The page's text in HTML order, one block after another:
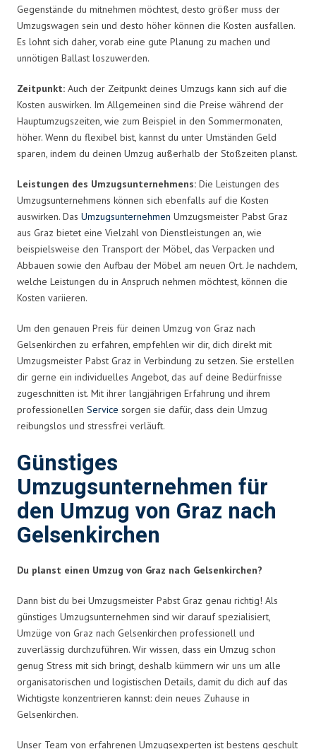
Gegenstände du mitnehmen möchtest, desto größer muss der
Umzugswagen sein und desto höher können die Kosten ausfallen.
Es lohnt sich daher, vorab eine gute Planung zu machen und
unnötigen Ballast loszuwerden.
Zeitpunkt: Auch der Zeitpunkt deines Umzugs kann sich auf die
Kosten auswirken. Im Allgemeinen sind die Preise während der
Hauptumzugszeiten, wie zum Beispiel in den Sommermonaten,
höher. Wenn du flexibel bist, kannst du unter Umständen Geld
sparen, indem du deinen Umzug außerhalb der Stoßzeiten planst.
Leistungen des Umzugsunternehmens: Die Leistungen des
Umzugsunternehmens können sich ebenfalls auf die Kosten
auswirken. Das Umzugsunternehmen Umzugsmeister Pabst Graz
aus Graz bietet eine Vielzahl von Dienstleistungen an, wie
beispielsweise den Transport der Möbel, das Verpacken und
Abbauen sowie den Aufbau der Möbel am neuen Ort. Je nachdem,
welche Leistungen du in Anspruch nehmen möchtest, können die
Kosten variieren.
Um den genauen Preis für deinen Umzug von Graz nach
Gelsenkirchen zu erfahren, empfehlen wir dir, dich direkt mit
Umzugsmeister Pabst Graz in Verbindung zu setzen. Sie erstellen
dir gerne ein individuelles Angebot, das auf deine Bedürfnisse
zugeschnitten ist. Mit ihrer langjährigen Erfahrung und ihrem
professionellen Service sorgen sie dafür, dass dein Umzug
reibungslos und stressfrei verläuft.
Günstiges
Umzugsunternehmen für
den Umzug von Graz nach
Gelsenkirchen
Du planst einen Umzug von Graz nach Gelsenkirchen?
Dann bist du bei Umzugsmeister Pabst Graz genau richtig! Als
günstiges Umzugsunternehmen sind wir darauf spezialisiert,
Umzüge von Graz nach Gelsenkirchen professionell und
zuverlässig durchzuführen. Wir wissen, dass ein Umzug schon
genug Stress mit sich bringt, deshalb kümmern wir uns um alle
organisatorischen und logistischen Details, damit du dich auf das
Wichtigste konzentrieren kannst: dein neues Zuhause in
Gelsenkirchen.
Unser Team von erfahrenen Umzugsexperten ist bestens geschult